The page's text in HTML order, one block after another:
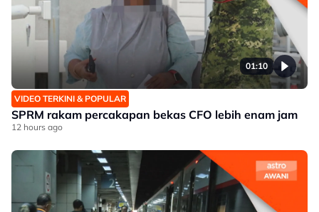
01:10
VIDEO TERKINI & POPULAR
SPRM rakam percakapan bekas CFO lebih enam jam
12 hours ago